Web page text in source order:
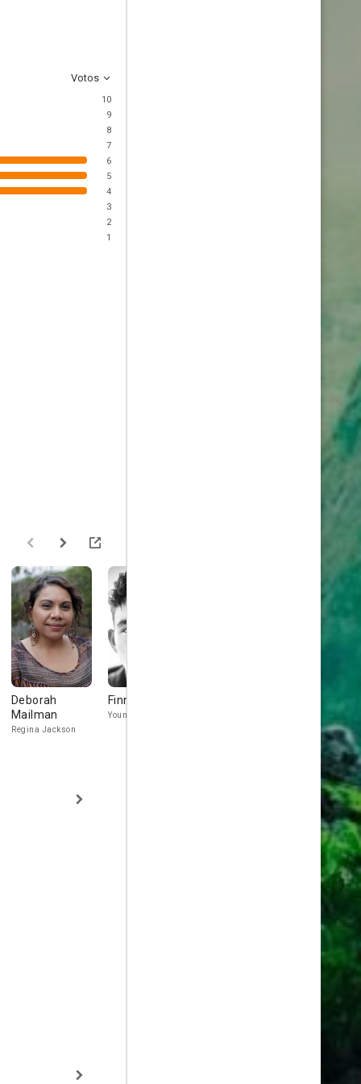
Votos
10
9
8
7
6
5
4
3
2
1
Deborah
Mailman
Regina Jackson
Finn Little
Young Ethan Whyte
Walshe-
Howling
Billy Mitchell